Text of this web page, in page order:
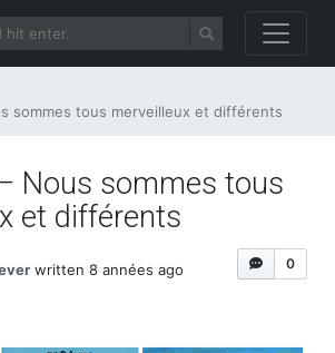
sommes tous merveilleux et différents
Nous sommes tous
et différents
0
written 8 années ago